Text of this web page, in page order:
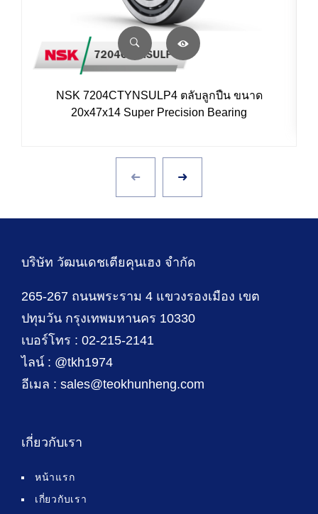
NSK 7204CTYNSULP4 ตลับลูกปืน ขนาด
20x47x14 Super Precision Bearing
บริษัท วัฒนเดชเตียคุนเฮง จำกัด
265-267 ถนนพระราม 4 แขวงรองเมือง เขต
ปทุมวัน กรุงเทพมหานคร 10330
เบอร์โทร : 02-215-2141
ไลน์ : @tkh1974
อีเมล : sales@teokhunheng.com
เกี่ยวกับเรา
หน้าแรก
เกี่ยวกับเรา